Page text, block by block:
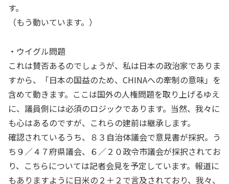
す。
（もう動いています。）
・ウイグル問題
これは賛否あるのでしょうが、私は日本の政治家でありま
すから、「日本の国益のため、CHINAへの牽制の意味」を
含めて動きます。ここは国外の人権問題を取り上げるゆえ
に、議員側には必須のロジックであります。当然、我々に
も心はあるのですが、これらの建前は継承します。
確認されているうち、８３自治体議会で意見書が採択。う
ち９／４７府県議会、６／２０政令市議会が採択されてお
り、こちらについては記者会見を予定しています。報道に
もありますように日米の２＋２で言及されており、我々、